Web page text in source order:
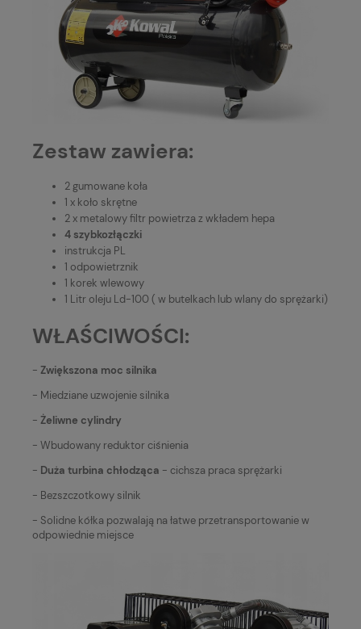
Zestaw zawiera:
2 gumowane koła
1 x koło skrętne
2 x metalowy filtr powietrza z wkładem hepa
4 szybkozłączki
instrukcja PL
1 odpowietrznik
1 korek wlewowy
1 Litr oleju Ld-100 ( w butelkach lub wlany do sprężarki)
WŁAŚCIWOŚCI:
- Zwiększona moc silnika
- Miedziane uzwojenie silnika
- Żeliwne cylindry
- Wbudowany reduktor ciśnienia
- Duża turbina chłodząca - cichsza praca sprężarki
- Bezszczotkowy silnik
- Solidne kółka pozwalają na łatwe przetransportowanie w
odpowiednie miejsce